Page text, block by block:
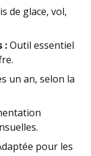
de glace, vol,
:Outil essentiel
un an, selon la
pour les